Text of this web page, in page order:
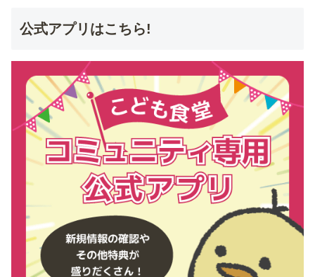
公式アプリはこちら!